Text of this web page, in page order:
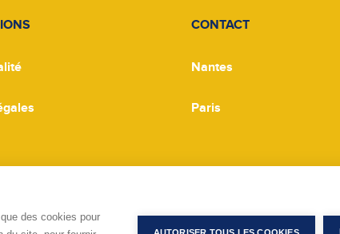
CONTACT
Nantes
Paris
des cookies pour
AUTORISER TOUS LES COOKIES